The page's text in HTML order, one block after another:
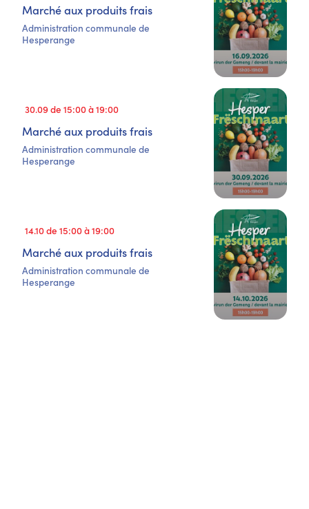
Marché aux produits frais
Administration communale de
Hesperange
30.09 de 15:00 à 19:00
Marché aux produits frais
Administration communale de
Hesperange
14.10 de 15:00 à 19:00
Marché aux produits frais
Administration communale de
Hesperange